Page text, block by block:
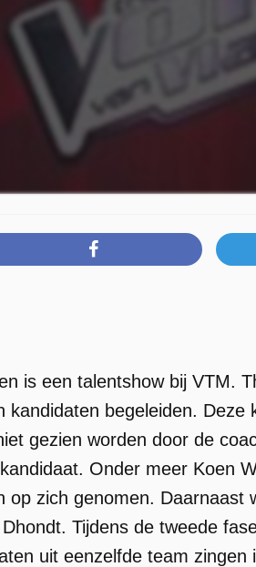
is een talentshow bij VTM.
kandidaten begeleiden.
gezien worden door de
Onder meer Koen
op zich genomen.
Tijdens de tweede
uit eenzelfde team